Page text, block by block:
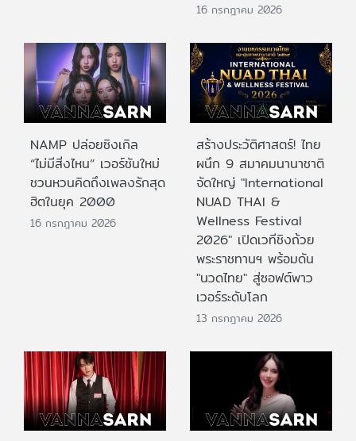
16 กรกฎาคม 2026
NAMP ปล่อยซิงเกิล
“ไม่มีสิ่งไหน” เวอร์ชันใหม่
ชวนหวนคิดถึงเพลงรักสุด
ฮิตในยุค 2000
16 กรกฎาคม 2026
สร้างประวัติศาสตร์! ไทย
ผนึก 9 สมาคมนานาชาติ
จัดใหญ่ "International
NUAD THAI &
Wellness Festival
2026" เปิดเวทีชิงถ้วย
พระราชทานฯ พร้อมดัน
"นวดไทย" สู่ซอฟต์พาว
เวอร์ระดับโลก
13 กรกฎาคม 2026